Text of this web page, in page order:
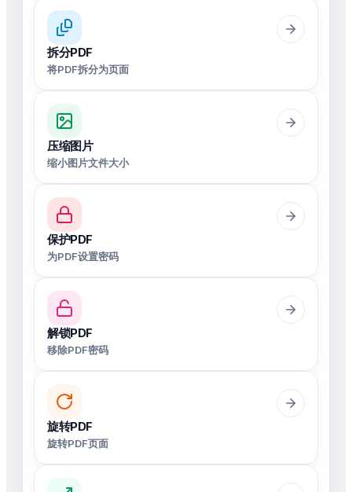
拆分PDF
将PDF拆分为页面
压缩图片
缩小图片文件大小
保护PDF
为PDF设置密码
解锁PDF
移除PDF密码
旋转PDF
旋转PDF页面